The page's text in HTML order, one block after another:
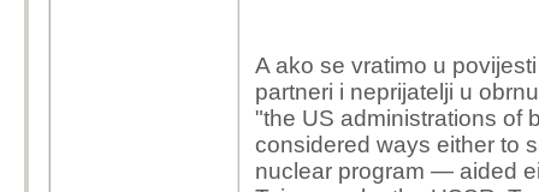
A ako se vratimo u
partneri i neprijatelji u
"the US administrations of
considered ways either to
nuclear program — aided